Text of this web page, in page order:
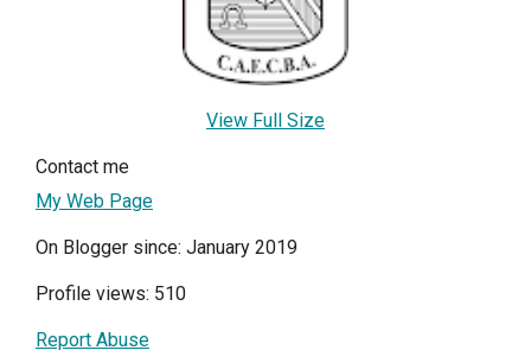
View Full Size
Contact me
My Web Page
On Blogger since: January 2019
Profile views: 510
Report Abuse